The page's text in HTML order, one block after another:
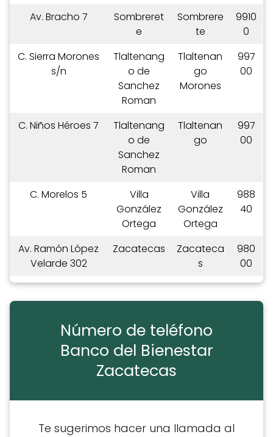
Av. Bracho 7
Sombreret
e
Sombrere
te
9910
0
C. Sierra Morones
s/n
Tlaltenang
o de
Sanchez
Roman
Tlaltenan
go
Morones
997
00
C. Niños Héroes 7
Tlaltenang
o de
Sanchez
Roman
Tlaltenan
go
997
00
C. Morelos 5
Villa
González
Ortega
Villa
González
Ortega
988
40
Av. Ramón López
Velarde 302
Zacatecas
Zacateca
s
980
00
Número de teléfono
Banco del Bienestar
Zacatecas
Te sugerimos hacer una llamada al